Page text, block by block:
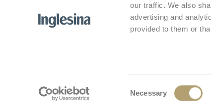
our traffic. We also
advertising and
provided to them or
Necessary
Καρότσια
Βρεφικά καθίσματα αυτοκινήτου
© 2026 L'Inglesina Baby S.p.A. - All
Select market